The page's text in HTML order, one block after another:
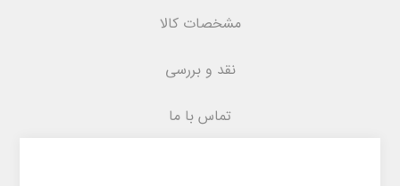
مشخصات کالا
نقد و بررسی
تماس با ما